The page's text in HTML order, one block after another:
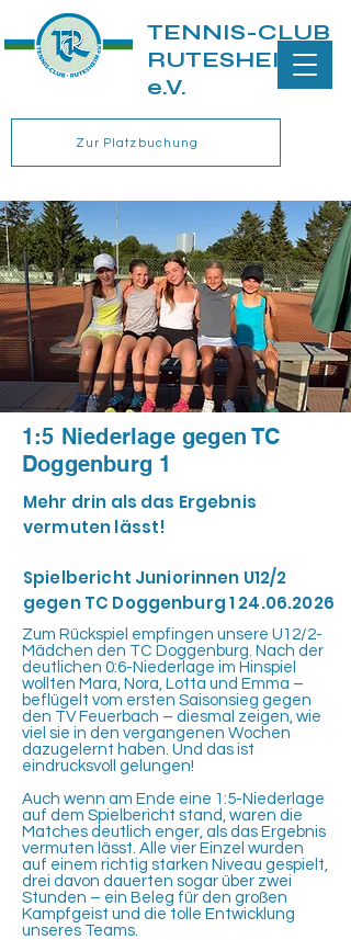
TENNIS-CLUB
RUTESHEIM
e.V.
Zur Platzbuchung
1:5 Niederlage gegen TC
Doggenburg 1
Mehr drin als das Ergebnis
vermuten lässt!
Spielbericht Juniorinnen U12/2
gegen TC Doggenburg1 24.06.2026
Zum Rückspiel empfingen unsere U12/2-
Mädchen den TC Doggenburg. Nach der
deutlichen 0:6-Niederlage im Hinspiel
wollten Mara, Nora, Lotta und Emma –
beflügelt vom ersten Saisonsieg gegen
den TV Feuerbach – diesmal zeigen, wie
viel sie in den vergangenen Wochen
dazugelernt haben. Und das ist
eindrucksvoll gelungen!
Auch wenn am Ende eine 1:5-Niederlage
auf dem Spielbericht stand, waren die
Matches deutlich enger, als das Ergebnis
vermuten lässt. Alle vier Einzel wurden
auf einem richtig starken Niveau gespielt,
drei davon dauerten sogar über zwei
Stunden – ein Beleg für den großen
Kampfgeist und die tolle Entwicklung
unseres Teams.